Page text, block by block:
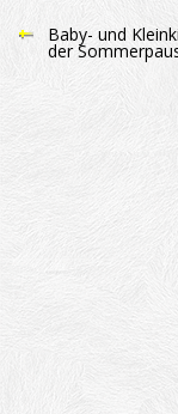
Baby- und
der